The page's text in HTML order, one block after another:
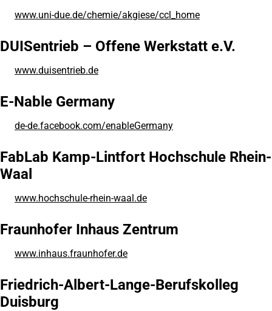
www.uni-due.de/chemie/akgiese/ccl_home
(Öffnet
einem
neuen
DUISentrieb – Offene Werkstatt e.V.
www.duisentrieb.de
(Öffnet
einem
neuen
E-Nable Germany
de-de.facebook.com/enableGermany
(Öffnet
einem
neuen
Tab)
FabLab Kamp-Lintfort Hochschule Rhein-
Waal
www.hochschule-rhein-waal.de
(Öffnet
einem
neuen
Fraunhofer Inhaus Zentrum
www.inhaus.fraunhofer.de
(Öffnet
einem
neuen
Tab)
Friedrich-Albert-Lange-Berufskolleg
Duisburg